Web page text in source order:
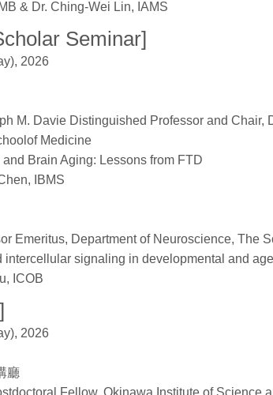
& Dr. Ching-Wei Lin, IAMS
Seminar]
2026
M. Davie Distinguished Professor and Chair,
Medicine
Brain Aging: Lessons from FTD
IBMS
Emeritus, Department of Neuroscience, The
intercellular signaling in developmental and
ICOB
2026
廳